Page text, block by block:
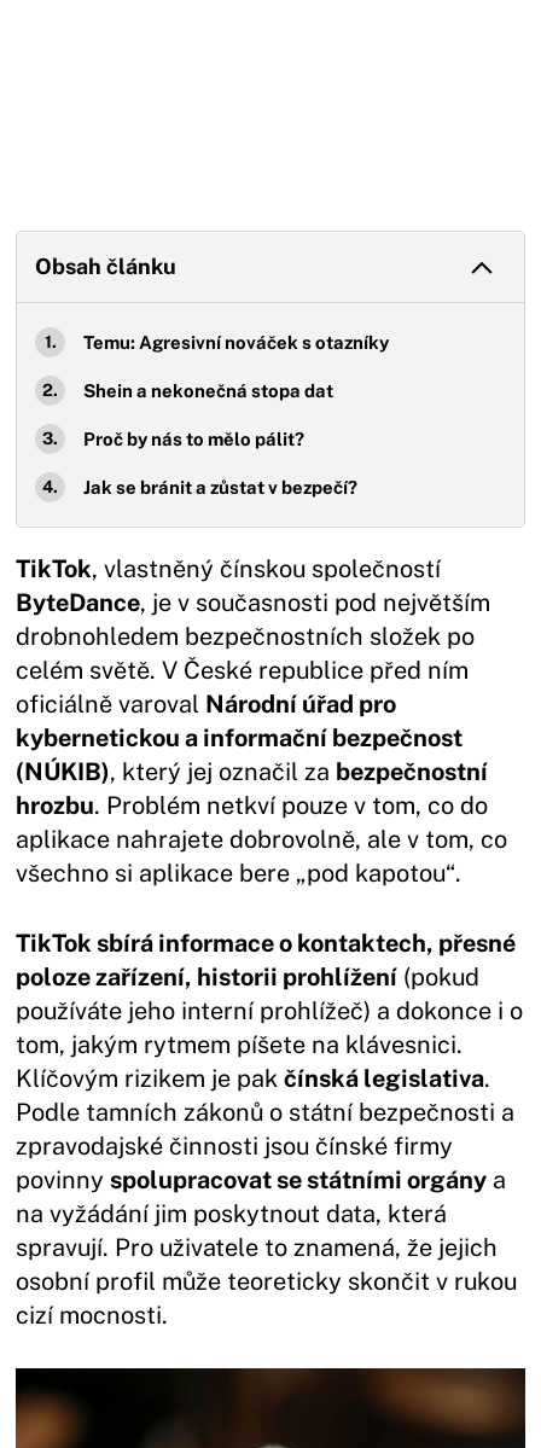
Obsah článku
Temu: Agresivní nováček s otazníky
Shein a nekonečná stopa dat
Proč by nás to mělo pálit?
Jak se bránit a zůstat v bezpečí?
TikTok, vlastněný čínskou společností
ByteDance, je v současnosti pod největším
drobnohledem bezpečnostních složek po
celém světě. V České republice před ním
oficiálně varoval Národní úřad pro
kybernetickou a informační bezpečnost
(NÚKIB), který jej označil za bezpečnostní
hrozbu. Problém netkví pouze v tom, co do
aplikace nahrajete dobrovolně, ale v tom, co
všechno si aplikace bere „pod kapotou“.
TikTok sbírá informace o kontaktech, přesné
poloze zařízení, historii prohlížení (pokud
používáte jeho interní prohlížeč) a dokonce i o
tom, jakým rytmem píšete na klávesnici.
Klíčovým rizikem je pakčínská legislativa.
Podle tamních zákonů o státní bezpečnosti a
zpravodajské činnosti jsou čínské firmy
povinnyspolupracovat se státními orgány a
na vyžádání jim poskytnout data, která
spravují. Pro uživatele to znamená, že jejich
osobní profil může teoreticky skončit v rukou
cizí mocnosti.